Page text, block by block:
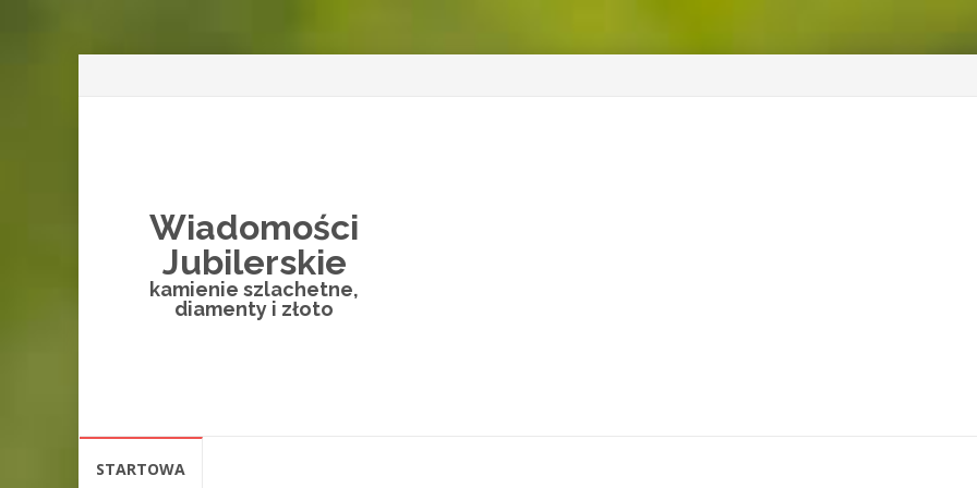
Wiadomości
Jubilerskie
kamienie szlachetne,
diamenty i złoto
STARTOWA